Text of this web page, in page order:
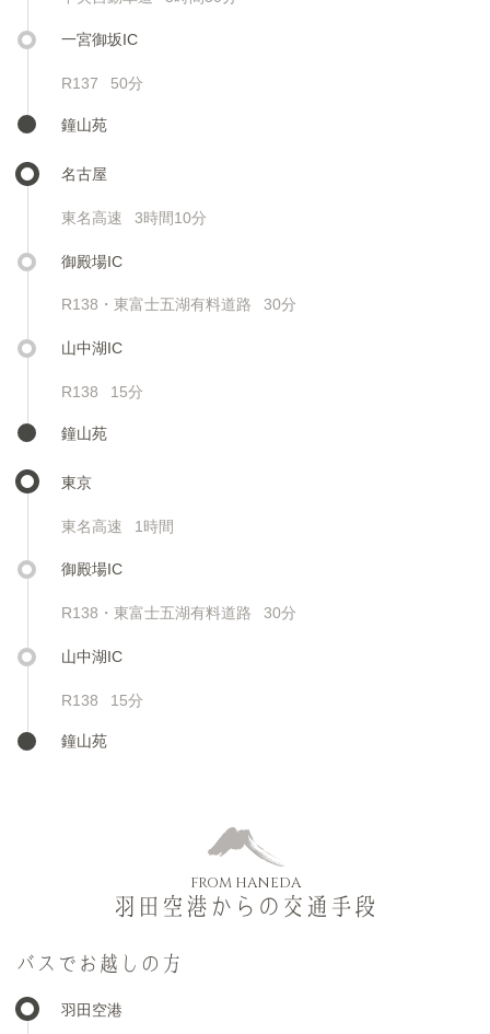
一宮御坂IC
R137 50分
鐘山苑
名古屋
東名高速 3時間10分
御殿場IC
R138・東富士五湖有料道路 30分
山中湖IC
R138 15分
鐘山苑
東京
東名高速 1時間
御殿場IC
R138・東富士五湖有料道路 30分
山中湖IC
R138 15分
鐘山苑
FROM HANEDA
羽田空港からの交通手段
バスでお越しの方
羽田空港